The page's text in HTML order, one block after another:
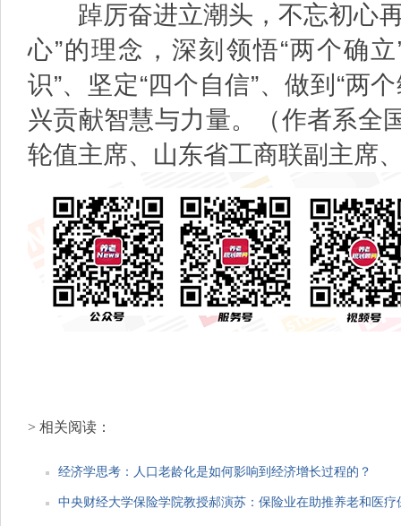
踔厉奋进立潮头，不忘初心再
心”的理念，深刻领悟“两个确
识”、坚定“四个自信”、做到“两
兴贡献智慧与力量。（作者系全
轮值主席、山东省工商联副主席
> 相关阅读：
经济学思考：人口老龄化是如何影响到经济增长过程的？
中央财经大学保险学院教授郝演苏：保险业在助推养老和医疗